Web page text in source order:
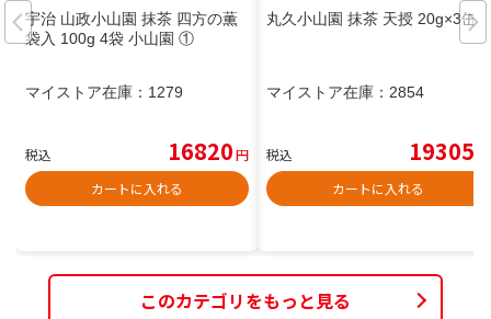
宇治 山政小山園 抹茶 四方の薫
袋入 100g 4袋 小山園 ①
マイストア在庫： 1279
税込 16820円
カートに入れる
丸久小山園 抹茶 天授 20g×3缶
マイストア在庫： 2854
税込 19305
カートに入れる
このカテゴリをもっと見る